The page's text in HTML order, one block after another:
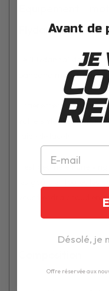
Flydanna Tribal
Le "Flydanna" de la
bandana moto mixte
Entièrement composé
votre style. Il s'adapte
Il est décliné en une
vous tiendra chaud en
Avant de
JE
Désolé, je
Offre réservée aux